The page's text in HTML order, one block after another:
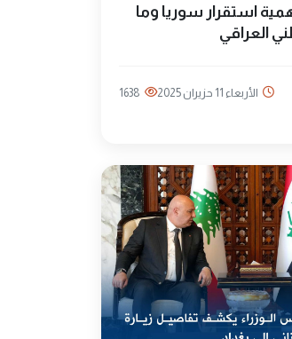
استقرار سوريا وما
العراقي
الأربعاء 11 حزيران 2025 1638